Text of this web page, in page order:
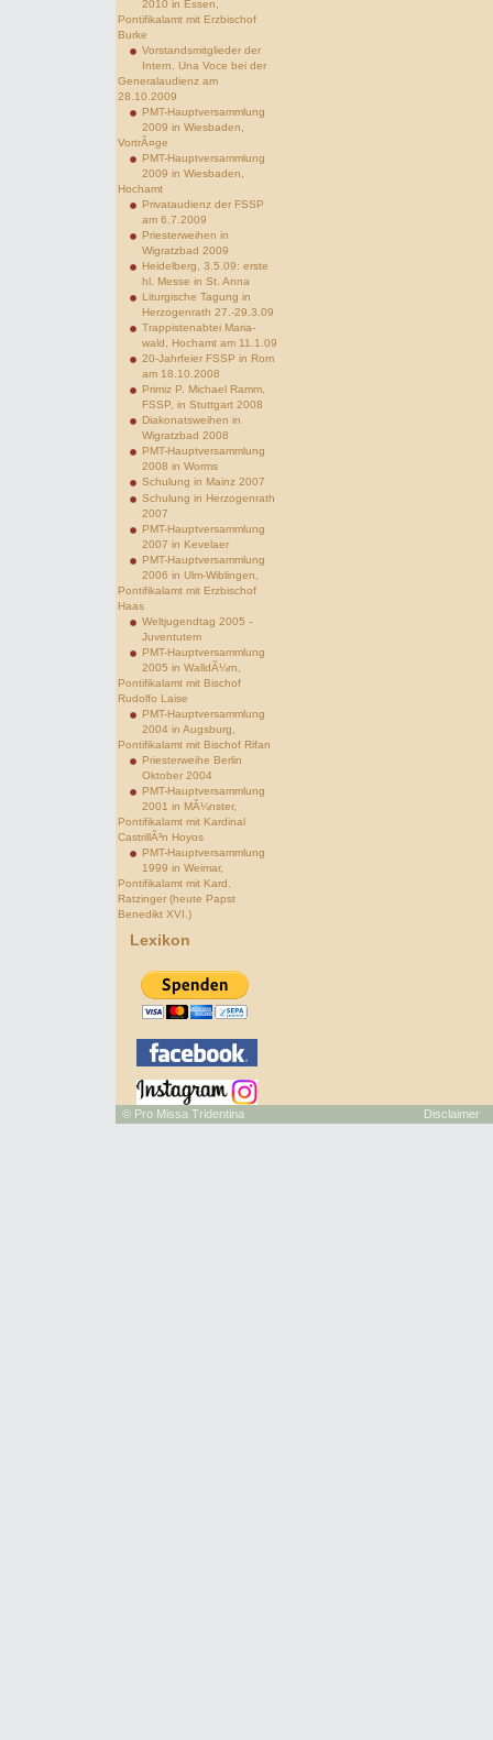
2010 in Essen,
Pontifikalamt mit Erzbischof
Burke
Vorstandsmitglieder der
Intern. Una Voce bei der
Generalaudienz am
28.10.2009
PMT-Hauptversammlung
2009 in Wiesbaden,
VortrÃ¤ge
PMT-Hauptversammlung
2009 in Wiesbaden,
Hochamt
Privataudienz der FSSP
am 6.7.2009
Priesterweihen in
Wigratzbad 2009
Heidelberg, 3.5.09: erste
hl. Messe in St. Anna
Liturgische Tagung in
Herzogenrath 27.-29.3.09
Trappistenabtei Maria-
wald, Hochamt am 11.1.09
20-Jahrfeier FSSP in Rom
am 18.10.2008
Primiz P. Michael Ramm,
FSSP, in Stuttgart 2008
Diakonatsweihen in
Wigratzbad 2008
PMT-Hauptversammlung
2008 in Worms
Schulung in Mainz 2007
Schulung in Herzogenrath
2007
PMT-Hauptversammlung
2007 in Kevelaer
PMT-Hauptversammlung
2006 in Ulm-Wiblingen,
Pontifikalamt mit Erzbischof
Haas
Weltjugendtag 2005 -
Juventutem
PMT-Hauptversammlung
2005 in WalldÃ¼rn,
Pontifikalamt mit Bischof
Rudolfo Laise
PMT-Hauptversammlung
2004 in Augsburg,
Pontifikalamt mit Bischof Rifan
Priesterweihe Berlin
Oktober 2004
PMT-Hauptversammlung
2001 in MÃ¼nster,
Pontifikalamt mit Kardinal
CastrillÃ³n Hoyos
PMT-Hauptversammlung
1999 in Weimar,
Pontifikalamt mit Kard.
Ratzinger (heute Papst
Benedikt XVI.)
Lexikon
© Pro Missa Tridentina Disclaimer